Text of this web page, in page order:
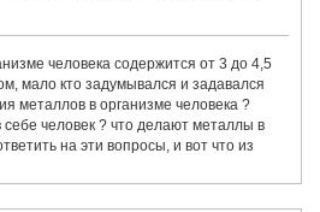
человека содержится от 3 до 4,5
мало кто задумывался и задавался
металлов в организме человека ?
себе человек ? что делают металлы в
на эти вопросы, и вот что из